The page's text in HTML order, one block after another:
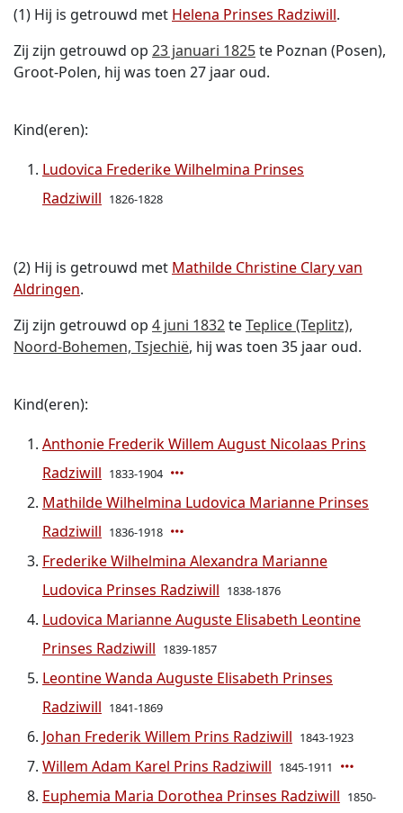
(1) Hij is getrouwd met Helena Prinses Radziwill.
Zij zijn getrouwd op 23 januari 1825te Poznan (Posen),
Groot-Polen, hij was toen 27 jaar oud.
Kind(eren):
Ludovica Frederike Wilhelmina Prinses
Radziwill 1826-1828
(2) Hij is getrouwd met Mathilde Christine Clary van
Aldringen.
Zij zijn getrouwd op 4 juni 1832teTeplice (Teplitz),
Noord-Bohemen, Tsjechië, hij was toen 35 jaar oud.
Kind(eren):
Anthonie Frederik Willem August Nicolaas Prins
Radziwill 1833-1904
Mathilde Wilhelmina Ludovica Marianne Prinses
Radziwill 1836-1918
Frederike Wilhelmina Alexandra Marianne
Ludovica Prinses Radziwill 1838-1876
Ludovica Marianne Auguste Elisabeth Leontine
Prinses Radziwill 1839-1857
Leontine Wanda Auguste Elisabeth Prinses
Radziwill 1841-1869
Johan Frederik Willem Prins Radziwill 1843-1923
Willem Adam Karel Prins Radziwill 1845-1911
Euphemia Maria Dorothea Prinses Radziwill 1850-